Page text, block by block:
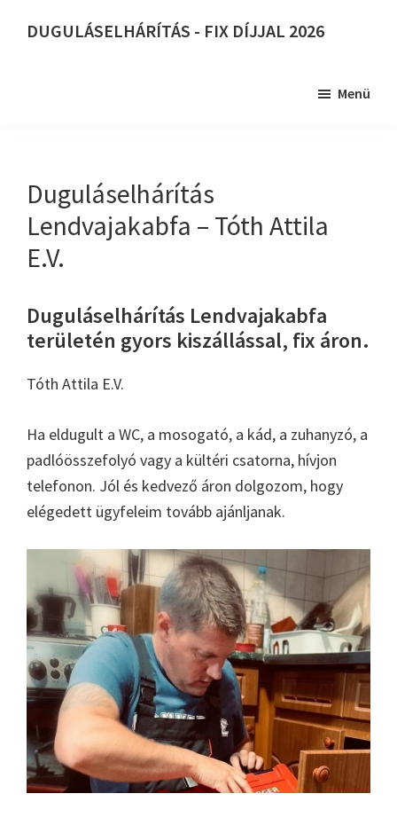
DUGULÁSELHÁRÍTÁS - FIX DÍJJAL 2026
Menü
Duguláselhárítás
Lendvajakabfa – Tóth Attila
E.V.
Duguláselhárítás Lendvajakabfa
területén gyors kiszállással, fix áron.
Tóth Attila E.V.
Ha eldugult a WC, a mosogató, a kád, a zuhanyzó, a
padlóösszefolyó vagy a kültéri csatorna, hívjon
telefonon. Jól és kedvező áron dolgozom, hogy
elégedett ügyfeleim tovább ajánljanak.